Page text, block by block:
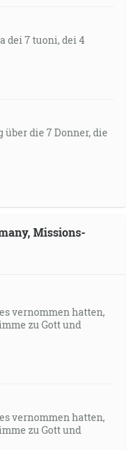
dei 7 tuoni, dei 4
die 7 Donner, die
Missions-
vernommen hatten,
zu Gott und
vernommen hatten,
zu Gott und